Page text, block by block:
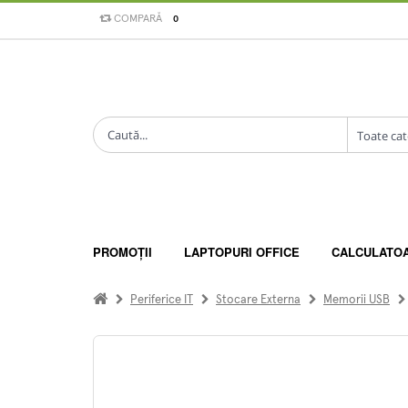
COMPARĂ 0
PROMOȚII LAPTOPURI OFFICE
Periferice IT Stocare Externa Memorii USB